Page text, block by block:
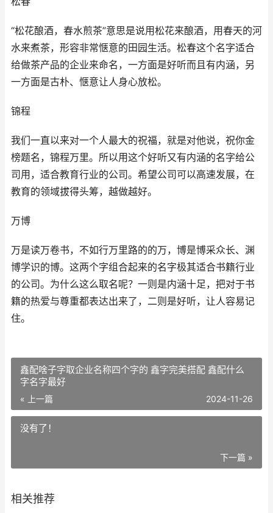
“松花酿酒，春水煎茶”意思是说用松花来酿酒，用春天的河
水来煮茶，形容非常惬意的田园生活。松春这个名字适合
给做茶产品的企业来命名，一方面是好听而且有内涵，另
一方面是古朴、惬意让人身心放松。
锦程
我们一直以来对一个人最大的祝福，就是对他说，祝你金
榜题名，锦程万里。所以用这个好听又有内涵的名字给公
司用，适合教育行业的公司。希望公司可以高速发展，在
教育的领域拔得头筹，越做越好。
万博
万是读万卷书，不如行万里路的的万，博是博采众长、渊
博学识的博。这两个字组合起来的名字极其适合书籍行业
的公司。为什么这么取名呢？一则是内涵十足，把对于书
籍的热爱与尊重都表达出来了，二则是好听，让人容易记
住。
鑫配啥子字取企业名称四个字的 鑫字完美搭配 鑫配什么
字名字最好
« 上一篇 2024-11-26
没有了！
下一篇 »
相关推荐